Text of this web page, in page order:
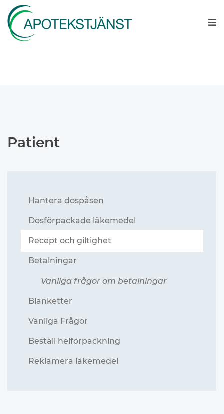
Patient
Hantera dospåsen
Dosförpackade läkemedel
Recept och giltighet
Betalningar
Vanliga frågor om betalningar
Blanketter
Vanliga Frågor
Beställ helförpackning
Reklamera läkemedel